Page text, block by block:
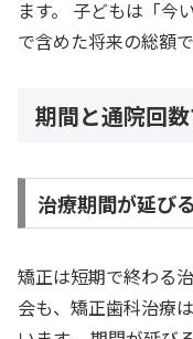
ます。 子どもは「今
で含めた将来の総額
期間と通院回
治療期間が延び
矯正は短期で終わる
会も、矯正歯科治療